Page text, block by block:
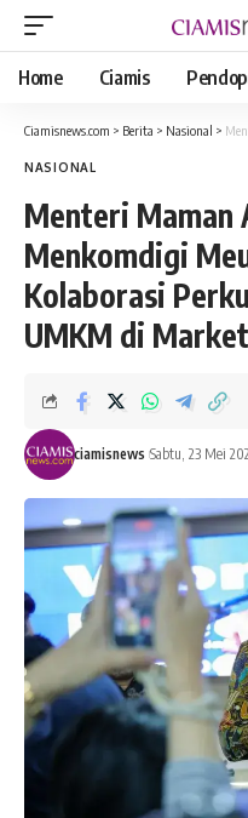
Home Ciamis
Ciamisnews.com > Berita > Nasional > Menteri
NASIONAL
Menteri Maman
Menkomdigi
Kolaborasi
UMKM di
ciamisnews Sabtu, 23 Mei